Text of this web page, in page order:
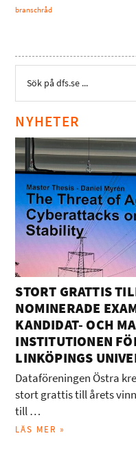
branschråd
NYHETER
STORT GRATTIS
NOMINERADE
KANDIDAT- OCH
INSTITUTIONEN
LINKÖPINGS
Dataföreningen Östra
stort grattis till årets
till …
LÄS MER »